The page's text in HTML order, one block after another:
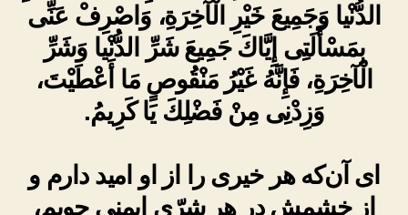
الدُّنْيا وَجَمِيعَ خَيْرِ الْآخِرَةِ، وَاصْرِفْ عَنِّى
بِمَسْأَلَتِى إِيَّاكَ جَمِيعَ شَرِّ الدُّنْيا وَشَرِّ
الْآخِرَةِ، فَإِنَّهُ غَيْرُ مَنْقُوصٍ مَا أَعْطَيْتَ،
وَزِدْنِى مِنْ فَضْلِكَ يَا كَرِيمُ.
ای آن‌که هر خیری را از او امید دارم و
از خشمش در هر شرّی ایمنی جویم،